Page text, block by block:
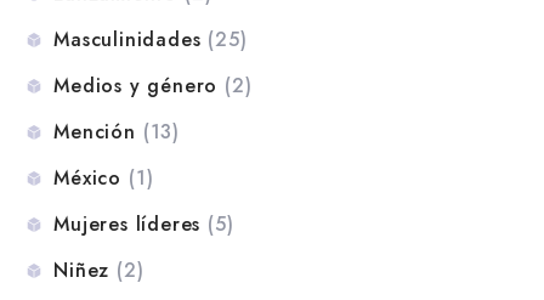
Masculinidades (25)
Medios y género (2)
Mención (13)
México (1)
Mujeres líderes (5)
Niñez (2)